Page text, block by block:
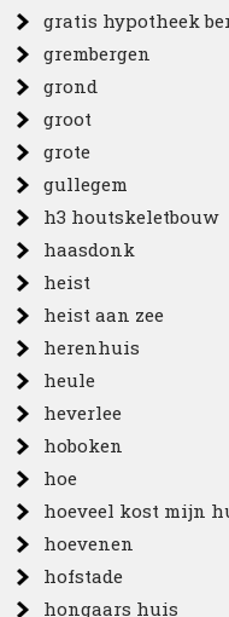
gratis hypotheek
grembergen
grond
groot
grote
gullegem
h3 houtskeletbouw
haasdonk
heist
heist aan zee
herenhuis
heule
heverlee
hoboken
hoe
hoeveel kost mijn
hoevenen
hofstade
hongaars huis